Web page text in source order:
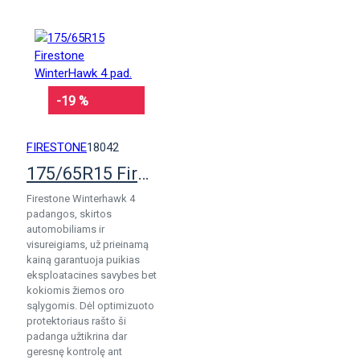
-19 %
FIRESTONE18042
175/65R15 Firestone WinterHawk 4 pad.
Firestone Winterhawk 4
padangos, skirtos
automobiliams ir
visureigiams, už prieinamą
kainą garantuoja puikias
eksploatacines savybes bet
kokiomis žiemos oro
sąlygomis. Dėl optimizuoto
protektoriaus rašto ši
padanga užtikrina dar
geresnę kontrolę ant